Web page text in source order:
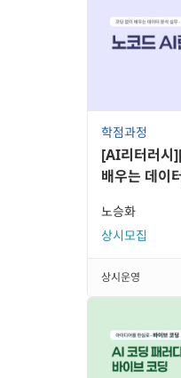
학점과정
[AI리터러시
배우는 데이
노승화
상시모집
상시운영